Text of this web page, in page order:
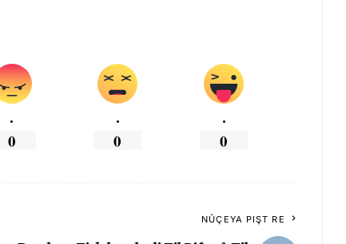
.
0
.
0
.
0
NÛÇEYA PIŞT RE